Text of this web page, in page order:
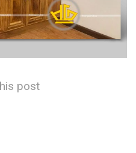
post